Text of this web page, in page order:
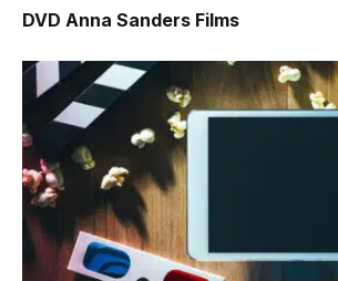
DVD Anna Sanders Films